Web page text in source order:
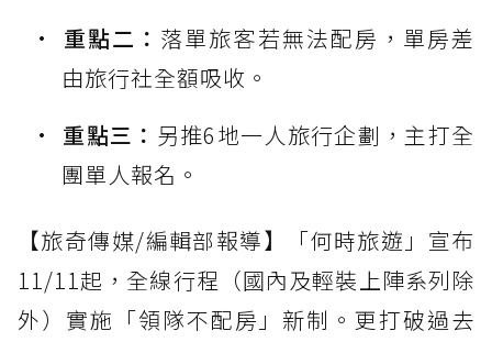
重點二： 落單旅客若無法配房，單房差
由旅行社全額吸收。
重點三： 另推6地一人旅行企劃，主打全
團單人報名。
【旅奇傳媒/編輯部報導】「何時旅遊」宣布
11/11起，全線行程（國內及輕裝上陣系列除
外）實施「領隊不配房」新制。更打破過去